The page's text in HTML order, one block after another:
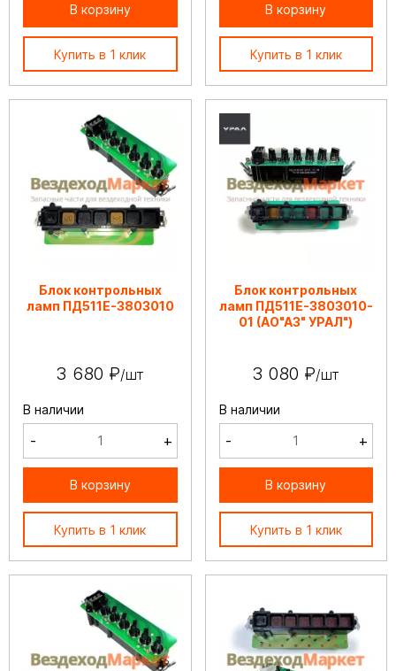
В корзину
Купить в 1 клик
В корзину
Купить в 1 клик
Блок контрольных
ламп ПД511Е-3803010
3 680 ₽/шт
В наличии
- +
В корзину
Купить в 1 клик
Блок контрольных
ламп ПД511Е-3803010-
01 (АО"АЗ" УРАЛ")
3 080 ₽/шт
В наличии
- +
В корзину
Купить в 1 клик